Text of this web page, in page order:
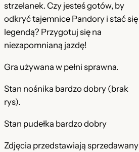
0
0
z
ł
.
strzelanek. Czy jesteś gotów, by
odkryć tajemnice Pandory i stać się
legendą? Przygotuj się na
niezapomnianą jazdę!
Gra używana w pełni sprawna.
Stan nośnika bardzo dobry (brak
rys).
Stan pudełka bardzo dobry
Zdjęcia przedstawiają sprzedawany